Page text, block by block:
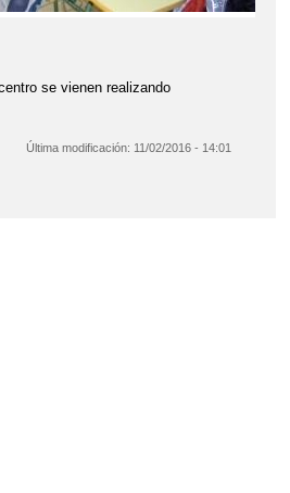
se vienen realizando
Última modificación: 11/02/2016 - 14:01